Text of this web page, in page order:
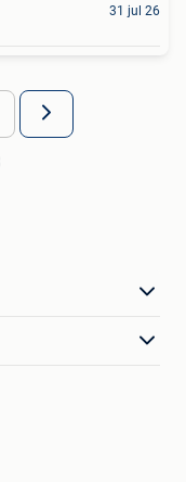
31 jul 26